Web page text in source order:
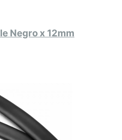
Negro x 12mm